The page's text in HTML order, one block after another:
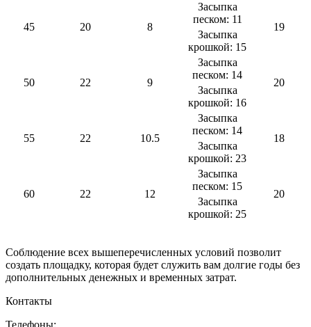
45 20 8
Засыпка
песком: 11
19
Засыпка
крошкой: 15
50 22 9
Засыпка
песком: 14
20
Засыпка
крошкой: 16
55 22 10.5
Засыпка
песком: 14
18
Засыпка
крошкой: 23
60 22 12
Засыпка
песком: 15
20
Засыпка
крошкой: 25
Соблюдение всех вышеперечисленных условий позволит
создать площадку, которая будет служить вам долгие годы без
дополнительных денежных и временных затрат.
Контакты
Телефоны: